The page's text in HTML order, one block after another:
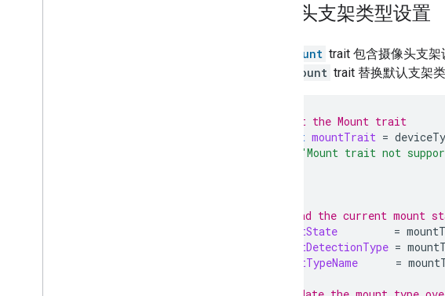
摄像头支架类型设置
Mount trait 包含摄像头支
Mount trait 替换默认支架类
// 1. Get the Mount trait
let mountTrait =
"Mount trait not
// 2. Read the current mount
mountState =
mountDetectionType =
mountTypeName =